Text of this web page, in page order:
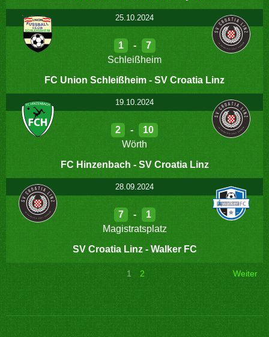
25.10.2024
1 -
7
Schleißheim
FC Union Schleißheim - SV Croatia Linz
19.10.2024
2 -
10
Wörth
FC Hinzenbach - SV Croatia Linz
28.09.2024
7 -
1
Magistratsplatz
SV Croatia Linz - Walker FC
1 2 Weiter